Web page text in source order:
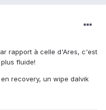
rapport à celle d'Ares, c'est
fluide!
recovery, un wipe dalvik